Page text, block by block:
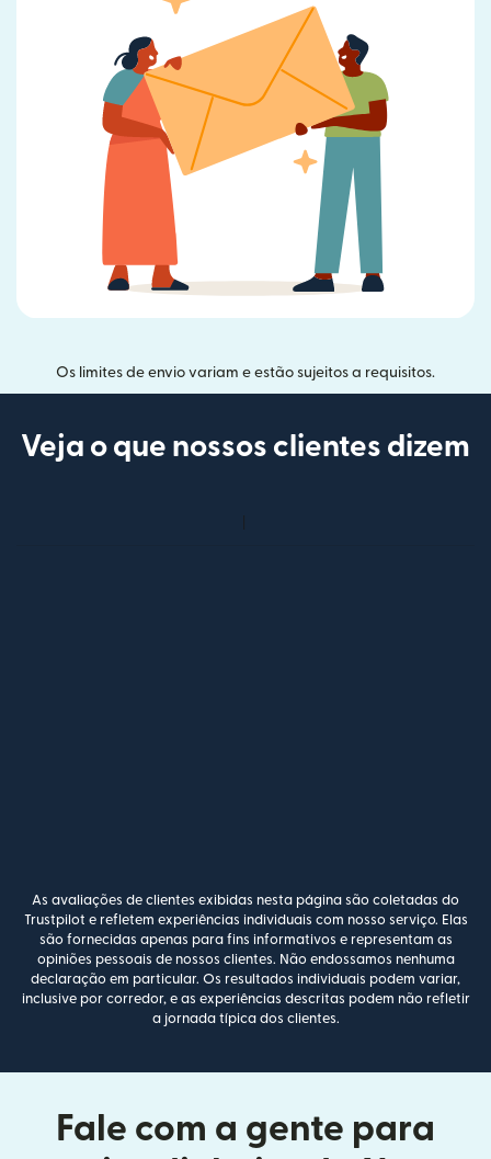
Os limites de envio variam e estão sujeitos a requisitos.
Veja o que nossos clientes dizem
As avaliações de clientes exibidas nesta página são coletadas do
Trustpilot e refletem experiências individuais com nosso serviço. Elas
são fornecidas apenas para fins informativos e representam as
opiniões pessoais de nossos clientes. Não endossamos nenhuma
declaração em particular. Os resultados individuais podem variar,
inclusive por corredor, e as experiências descritas podem não refletir
a jornada típica dos clientes.
Fale com a gente para